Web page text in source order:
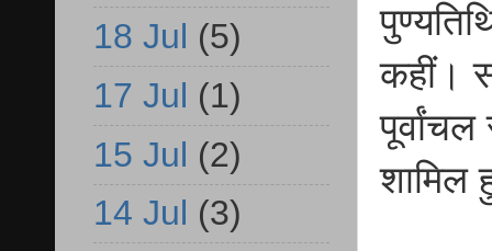
कहीं।
शामिल
18 Jul (5)
17 Jul (1)
15 Jul (2)
14 Jul (3)